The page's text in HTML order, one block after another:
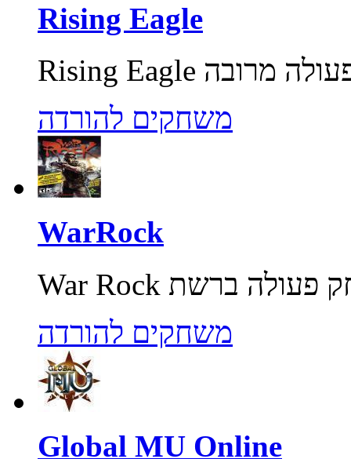
Rising Eagle
משחקים להורדה
WarRock
משחקים להורדה
Global MU Online